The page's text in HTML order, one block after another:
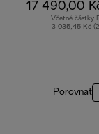
17 490,00
Včetně částky
3 035,45 Kč
Porovnat